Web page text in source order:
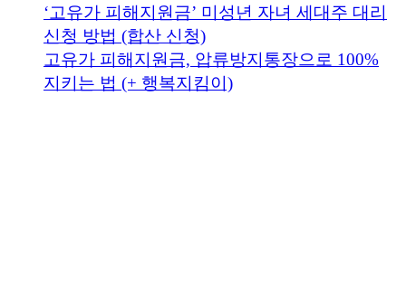
‘고유가 피해지원금’ 미성년 자녀 세대주 대리
신청 방법 (합산 신청)
고유가 피해지원금, 압류방지통장으로 100%
지키는 법 (+ 행복지킴이)